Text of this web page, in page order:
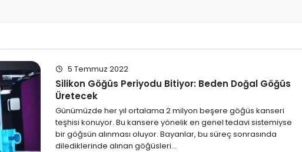
5 Temmuz 2022
Silikon Göğüs Periyodu Bitiyor: Beden Doğal Göğüs
Üretecek
Günümüzde her yıl ortalama 2 milyon beşere göğüs kanseri
teşhisi konuyor. Bu kansere yönelik en genel tedavi sistemiyse
bir göğsün alınması oluyor. Bayanlar, bu süreç sonrasında
dilediklerinde alınan göğüsleri…